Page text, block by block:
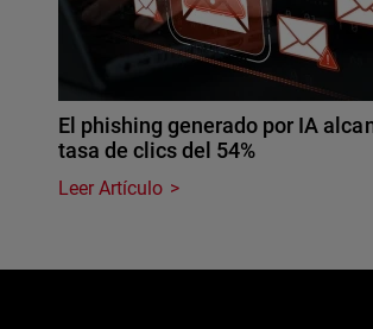
El phishing generado por IA
tasa de clics del 54%
Leer Artículo